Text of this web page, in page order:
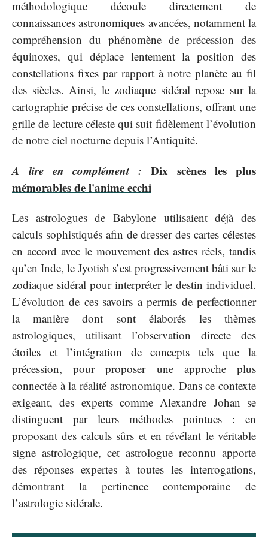
méthodologique découle directement de
connaissances astronomiques avancées, notamment la
compréhension du phénomène de précession des
équinoxes, qui déplace lentement la position des
constellations fixes par rapport à notre planète au fil
des siècles. Ainsi, le zodiaque sidéral repose sur la
cartographie précise de ces constellations, offrant une
grille de lecture céleste qui suit fidèlement l’évolution
de notre ciel nocturne depuis l’Antiquité.
A lire en complément : Dix scènes les plus
mémorables de l'anime ecchi
Les astrologues de Babylone utilisaient déjà des
calculs sophistiqués afin de dresser des cartes célestes
en accord avec le mouvement des astres réels, tandis
qu’en Inde, le Jyotish s’est progressivement bâti sur le
zodiaque sidéral pour interpréter le destin individuel.
L’évolution de ces savoirs a permis de perfectionner
la manière dont sont élaborés les thèmes
astrologiques, utilisant l’observation directe des
étoiles et l’intégration de concepts tels que la
précession, pour proposer une approche plus
connectée à la réalité astronomique. Dans ce contexte
exigeant, des experts comme Alexandre Johan se
distinguent par leurs méthodes pointues : en
proposant des calculs sûrs et en révélant le véritable
signe astrologique, cet astrologue reconnu apporte
des réponses expertes à toutes les interrogations,
démontrant la pertinence contemporaine de
l’astrologie sidérale.